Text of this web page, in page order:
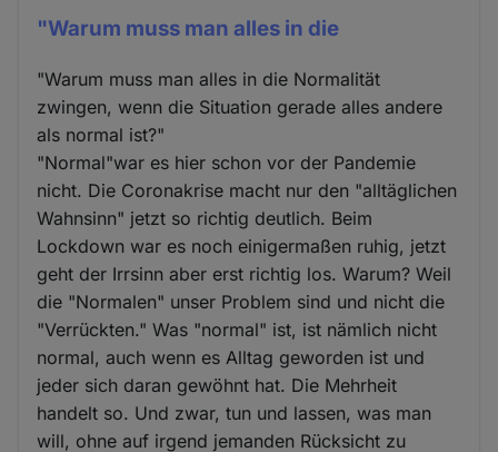
"Warum muss man alles in die
"Warum muss man alles in die Normalität
zwingen, wenn die Situation gerade alles andere
als normal ist?"
"Normal"war es hier schon vor der Pandemie
nicht. Die Coronakrise macht nur den "alltäglichen
Wahnsinn" jetzt so richtig deutlich. Beim
Lockdown war es noch einigermaßen ruhig, jetzt
geht der Irrsinn aber erst richtig los. Warum? Weil
die "Normalen" unser Problem sind und nicht die
"Verrückten." Was "normal" ist, ist nämlich nicht
normal, auch wenn es Alltag geworden ist und
jeder sich daran gewöhnt hat. Die Mehrheit
handelt so. Und zwar, tun und lassen, was man
will, ohne auf irgend jemanden Rücksicht zu